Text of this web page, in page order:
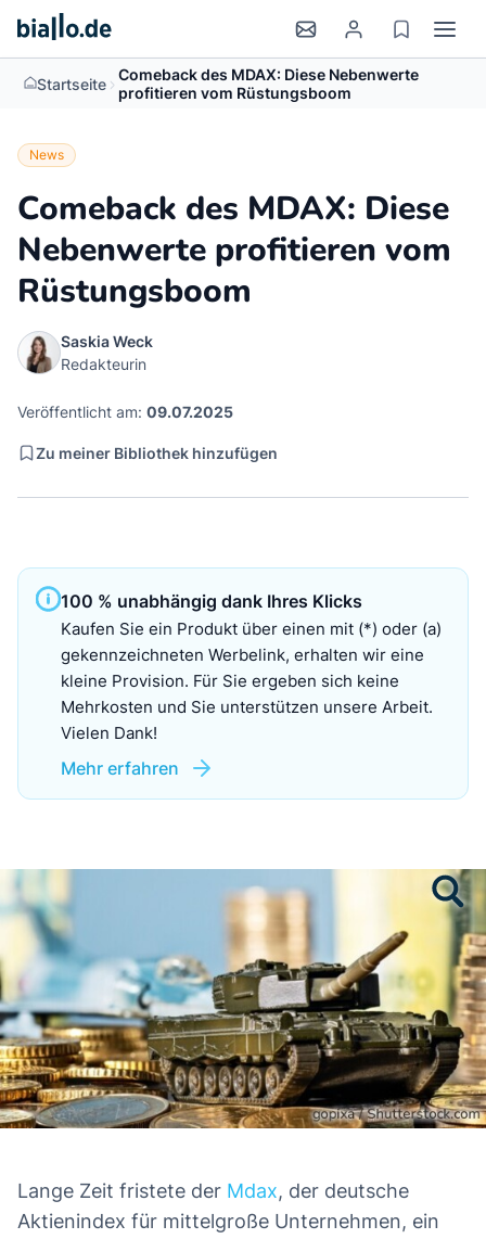
Startseite > Comeback des MDAX: Diese Nebenwerte
profitieren vom Rüstungsboom
News
Comeback des MDAX: Diese
Nebenwerte profitieren vom
Rüstungsboom
Saskia Weck
Redakteurin
Veröffentlicht am: 09.07.2025
Zu meiner Bibliothek hinzufügen
100 % unabhängig dank Ihres Klicks
Kaufen Sie ein Produkt über einen mit (*) oder (a)
gekennzeichneten Werbelink, erhalten wir eine
kleine Provision. Für Sie ergeben sich keine
Mehrkosten und Sie unterstützen unsere Arbeit.
Vielen Dank!
Mehr erfahren
Lange Zeit fristete der Mdax, der deutsche
Aktienindex für mittelgroße Unternehmen, ein